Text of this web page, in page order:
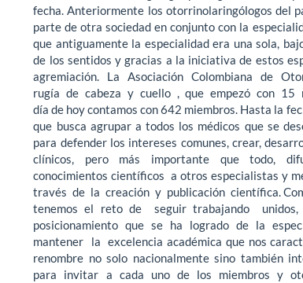
fecha. Anteriormente los otorrinolaringólogos del
parte de otra sociedad en conjunto con la
que antiguamente la especialidad era una sola,
de los sentidos y gracias a la iniciativa de estos
agremiación. La Asociación Colombiana de
rugía de cabeza y cuello , que empezó con 15
día de hoy contamos con 642 miembros. Hasta la
que busca agrupar a todos los médicos que se
para defender los intereses comunes, crear,
clínicos, pero más importante que todo,
conocimientos científicos a otros especialistas y
través de la creación y publicación científica.
tenemos el reto de seguir trabajando
posicionamiento que se ha logrado de la
mantener la excelencia académica que nos
renombre no solo nacionalmente sino también
para invitar a cada uno de los miembros y